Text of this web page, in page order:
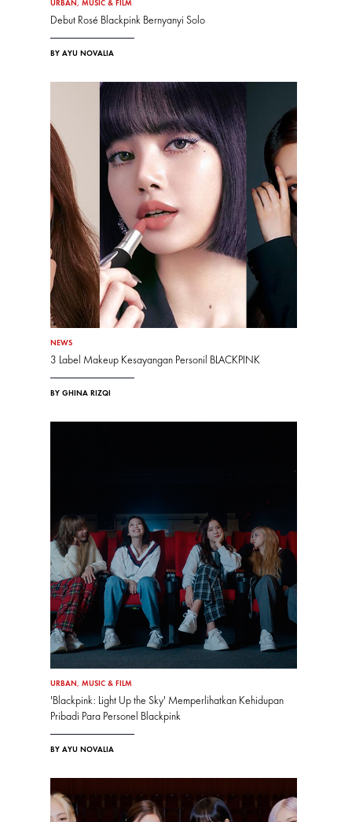
URBAN, MUSIC & FILM
Debut Rosé Blackpink Bernyanyi Solo
BY AYU NOVALIA
NEWS
3 Label Makeup Kesayangan Personil BLACKPINK
BY GHINA RIZQI
URBAN, MUSIC & FILM
'Blackpink: Light Up the Sky' Memperlihatkan Kehidupan
Pribadi Para Personel Blackpink
BY AYU NOVALIA